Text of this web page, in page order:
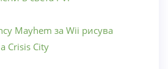
Mayhem за Wii рисува
Crisis City